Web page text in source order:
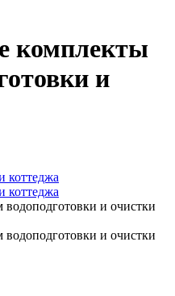
комплекты
и
коттеджа
коттеджа
и очистки
и очистки